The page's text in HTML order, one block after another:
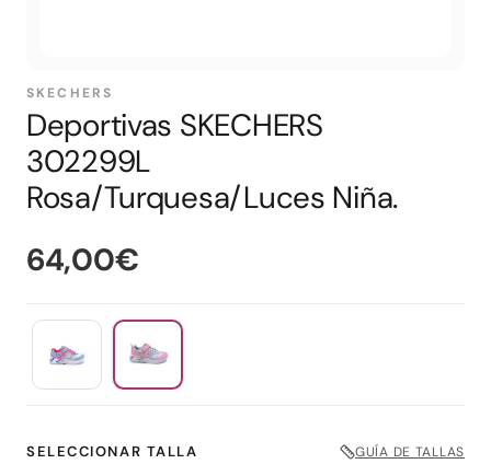
SKECHERS
Deportivas SKECHERS
302299L
Rosa/Turquesa/Luces Niña.
64,00€
SELECCIONAR TALLA GUÍA DE TALLAS